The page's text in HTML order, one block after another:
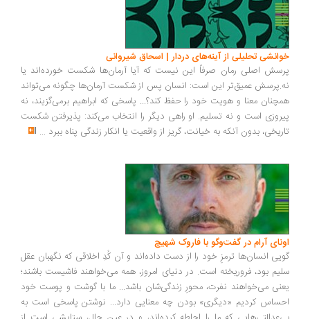
تحلیلی از آینه‌های دردار | اسحاق شیروانی
اصلی رمان صرفاً این نیست که آیا آرمان‌ها شکست خورده‌اند یا
عمیق‌تر این است: انسان پس از شکست آرمان‌ها چگونه می‌تواند
معنا و هویت خود را حفظ کند؟... پاسخی که ابراهیم برمی‌گزیند، نه
است و نه تسلیم. او راهی دیگر را انتخاب می‌کند: پذیرفتن شکست
بدون آنکه به خیانت، گریز از واقعیت یا انکار زندگی پناه ببرد...
آرام در گفت‌وگو با فاروک شهیچ‭
انسان‌ها ترمزِ خود را از دست داده‌اند و آن کُدِ اخلاقی که نگهبان عقل
بود، فروریخته است. در دنیای امروز، همه می‌خواهند فاشیست باشند؛
می‌خواهند نفرت، محورِ زندگی‌شان باشد... ما با گوشت و پوست خود
کردیم «دیگری» بودن چه معنایی دارد... نوشتن پاسخی است به